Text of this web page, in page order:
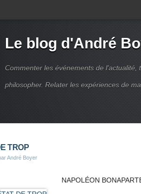
Le blog d'André
Commenter les événements de
philosopher. Relater les expériences de
TROP
André Boyer
NAPOLÉON